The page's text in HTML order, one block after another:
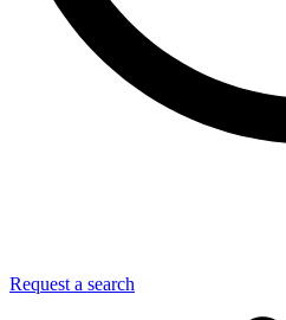
Request a search